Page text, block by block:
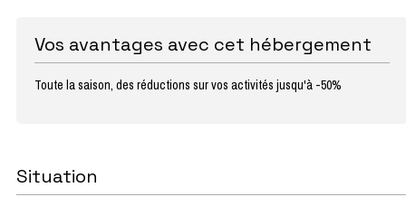
Vos avantages avec cet hébergement
Toute la saison, des réductions sur vos activités jusqu'à -50%
Situation